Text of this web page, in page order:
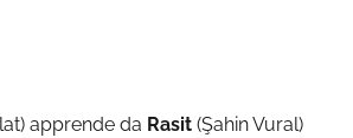
apprende da Rasit (Şahin Vural)